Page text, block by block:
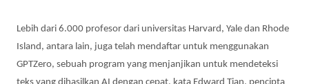
Lebih dari 6.000 profesor dari universitas Harvard, Yale dan Rhode
Island, antara lain, juga telah mendaftar untuk menggunakan
GPTZero, sebuah program yang menjanjikan untuk mendeteksi